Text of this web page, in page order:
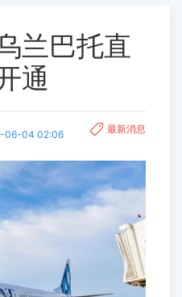
兰巴托直
通
06-04 02:06 最新消息